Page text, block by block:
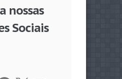
nossas
Sociais